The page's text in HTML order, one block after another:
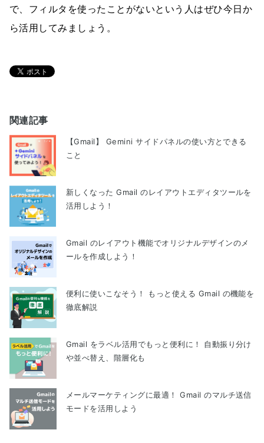
で、フィルタを使ったことがないという人はぜひ今日か
ら活用してみましょう。
関連記事
【Gmail】 Gemini サイドパネルの使い方とできる
こと
新しくなった Gmail のレイアウトエディタツールを
活用しよう！
Gmail のレイアウト機能でオリジナルデザインのメ
ールを作成しよう！
便利に使いこなそう！ もっと使える Gmail の機能を
徹底解説
Gmail をラベル活用でもっと便利に！ 自動振り分け
や並べ替え、階層化も
メールマーケティングに最適！ Gmail のマルチ送信
モードを活用しよう